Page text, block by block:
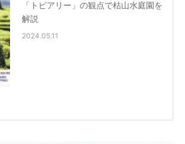
「トピアリー」の観点で枯山水庭園を
解説
2024.05.11